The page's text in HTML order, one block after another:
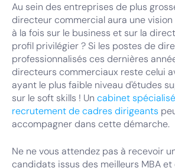
Au sein des entreprises de plus
directeur commercial aura une
à la fois sur le business et sur la
profil privilégier ? Si les postes de
professionnalisés ces dernières
directeurs commerciaux reste celui
ayant le plus faible niveau d'études
sur le soft skills ! Un cabinet
recrutement de cadres dirigeants
accompagner dans cette démarche.
Ne ne vous attendez pas à recevoir
candidats issus des meilleurs MBA et